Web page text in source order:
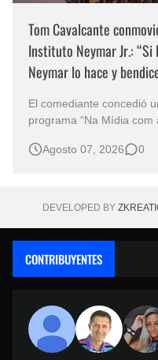
Tom Cavalcante
Instituto Neymar Jr.:
Neymar lo hace y
El comediante concedió
programa “Na Mídia com
eventos benéficos más
Agosto 07, 2026 0
DEVELOPED BY
CONTRIBUYENTES